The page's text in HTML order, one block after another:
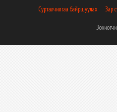
Сурталчилгаа байршуулах Зар